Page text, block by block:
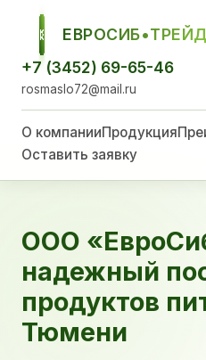
ЕСТ
ЕВРОСИБ•ТРЕЙД
+7 (3452) 69-65-46
rosmaslo72@mail.ru
О компанииПродукция
Оставить заявку
ООО
надежный
продуктов
Тюмени